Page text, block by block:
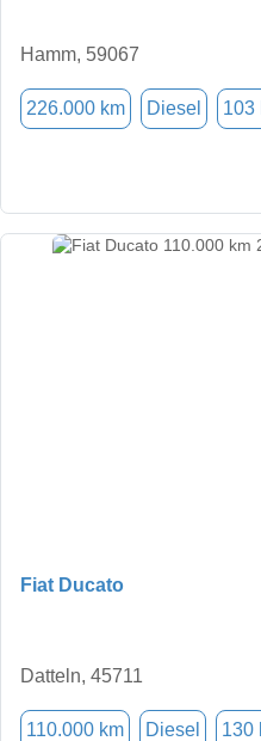
Hamm, 59067
226.000 km Diesel 103
Fiat Ducato
Datteln, 45711
110.000 km Diesel 130